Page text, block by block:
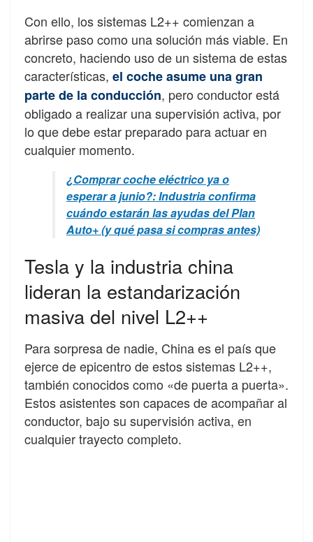
Con ello, los sistemas L2++ comienzan a
abrirse paso como una solución más viable. En
concreto, haciendo uso de un sistema de estas
características, el coche asume una gran
parte de la conducción, pero conductor está
obligado a realizar una supervisión activa, por
lo que debe estar preparado para actuar en
cualquier momento.
¿Comprar coche eléctrico ya o
esperar a junio?: Industria confirma
cuándo estarán las ayudas del Plan
Auto+ (y qué pasa si compras antes)
Tesla y la industria china
lideran la estandarización
masiva del nivel L2++
Para sorpresa de nadie, China es el país que
ejerce de epicentro de estos sistemas L2++,
también conocidos como «de puerta a puerta».
Estos asistentes son capaces de acompañar al
conductor, bajo su supervisión activa, en
cualquier trayecto completo.